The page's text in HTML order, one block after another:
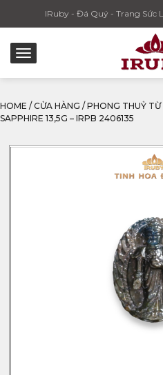
IRuby - Đá Quý - Trang Sức
HOME / CỬA HÀNG / PHONG THUỶ TỪ
SAPPHIRE 13,5G – IRPB 2406135